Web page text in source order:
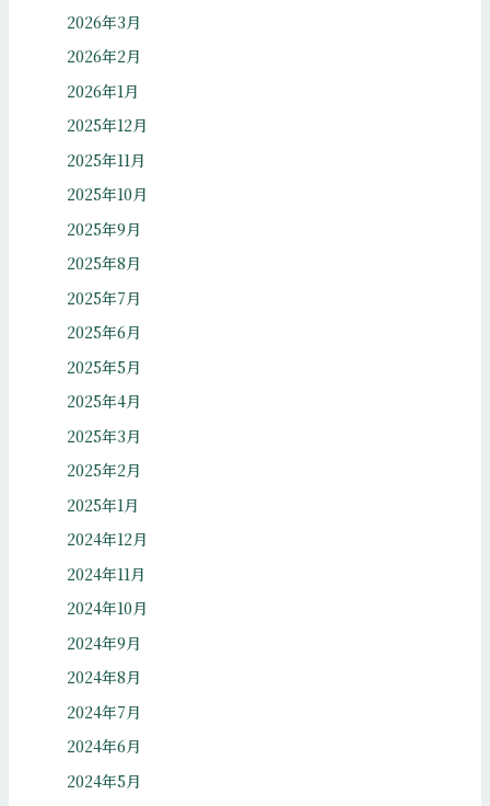
2026年3月
2026年2月
2026年1月
2025年12月
2025年11月
2025年10月
2025年9月
2025年8月
2025年7月
2025年6月
2025年5月
2025年4月
2025年3月
2025年2月
2025年1月
2024年12月
2024年11月
2024年10月
2024年9月
2024年8月
2024年7月
2024年6月
2024年5月